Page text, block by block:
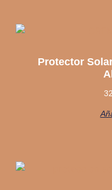
Protector